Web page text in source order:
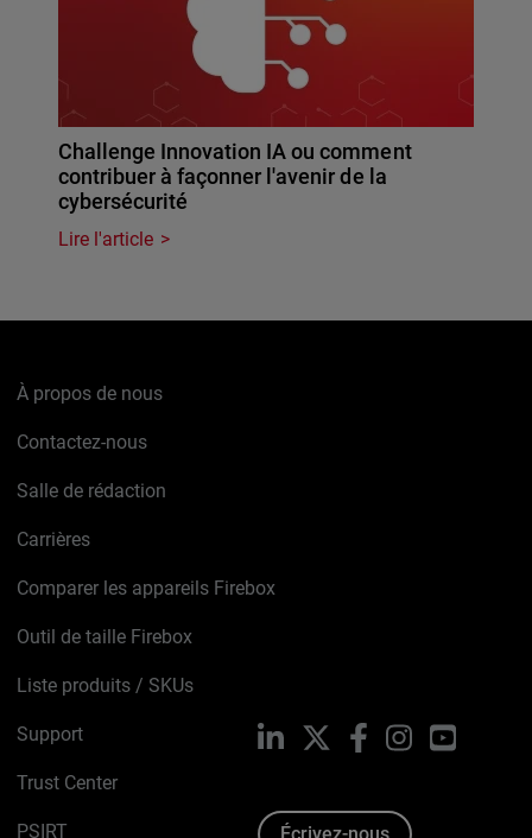
Challenge Innovation IA ou comment
contribuer à façonner l'avenir de la
cybersécurité
Lire l'article
À propos de nous
Contactez-nous
Salle de rédaction
Carrières
Comparer les appareils Firebox
Outil de taille Firebox
Liste produits / SKUs
Support
Trust Center
PSIRT
LinkedIn FacebookInstagramYouTube